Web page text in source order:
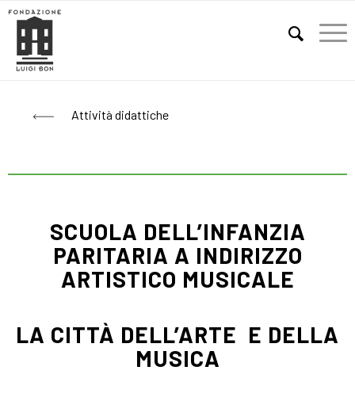
Attività didattiche
SCUOLA DELL’INFANZIA
PARITARIA A INDIRIZZO
ARTISTICO MUSICALE
LA CITTÀ DELL’ARTE E DELLA
MUSICA